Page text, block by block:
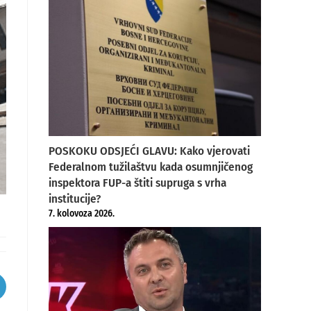
POSKOKU ODSJEĆI GLAVU: Kako vjerovati
Federalnom tužilaštvu kada osumnjičenog
inspektora FUP-a štiti supruga s vrha
institucije?
7. kolovoza 2026.